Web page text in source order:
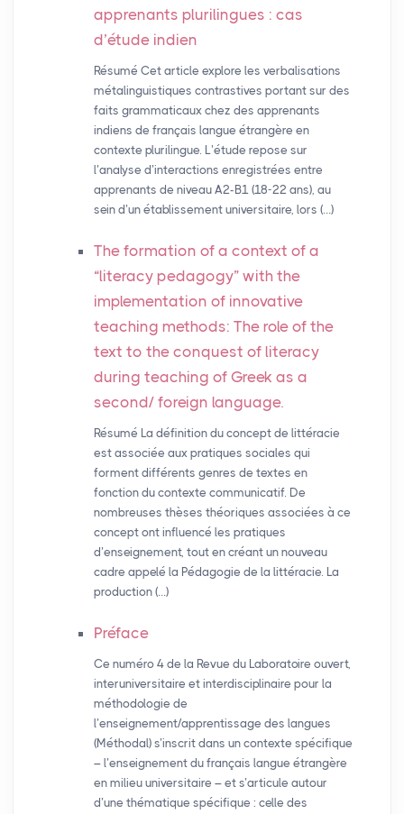
apprenants plurilingues : cas
d’étude indien
Résumé Cet article explore les verbalisations
métalinguistiques contrastives portant sur des
faits grammaticaux chez des apprenants
indiens de français langue étrangère en
contexte plurilingue. L’étude repose sur
l’analyse d’interactions enregistrées entre
apprenants de niveau A2-B1 (18-22 ans), au
sein d’un établissement universitaire, lors (…)
The formation of a context of a
“literacy pedagogy” with the
implementation of innovative
teaching methods: The role of the
text to the conquest of literacy
during teaching of Greek as a
second/ foreign language.
Résumé La définition du concept de littéracie
est associée aux pratiques sociales qui
forment différents genres de textes en
fonction du contexte communicatif. De
nombreuses thèses théoriques associées à ce
concept ont influencé les pratiques
d’enseignement, tout en créant un nouveau
cadre appelé la Pédagogie de la littéracie. La
production (…)
Préface
Ce numéro 4 de la Revue du Laboratoire ouvert,
interuniversitaire et interdisciplinaire pour la
méthodologie de
l’enseignement/apprentissage des langues
(Méthodal) s’inscrit dans un contexte spécifique
– l’enseignement du français langue étrangère
en milieu universitaire – et s’articule autour
d’une thématique spécifique : celle des